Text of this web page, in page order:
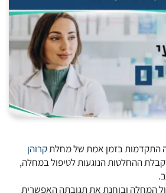
התקדמות בזמן אמת של מחלתקרוהן
ההחלטות הנוגעות לטיפול במחלה,
המחלה ובוחנת את תגובתה האפשרית